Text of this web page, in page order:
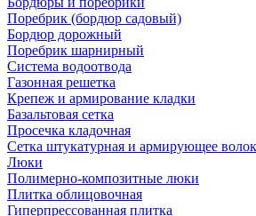
Поребрик (бордюр садовый)
Бордюр дорожный
Поребрик шарнирный
Система водоотвода
Газонная решетка
Крепеж и армирование кладки
Базальтовая сетка
Просечка кладочная
Сетка штукатурная и армирующее
Люки
Полимерно-композитные люки
Плитка облицовочная
Гиперпрессованная плитка